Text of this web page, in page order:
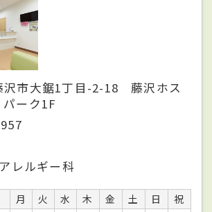
沢市大鋸1丁目-2-18 藤沢ホス
パーク1F
アレルギー科
月 火 水 木 金 土 日
祝